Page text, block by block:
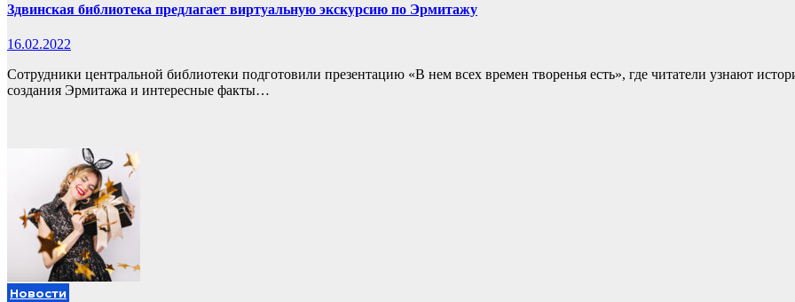
Здвинская библиотека предлагает виртуальную экскурсию по Эрмитажу
16.02.2022
Сотрудники центральной библиотеки подготовили презентацию «В нем всех времен творенья есть», где читатели узнают
создания Эрмитажа и интересные факты…
Новости